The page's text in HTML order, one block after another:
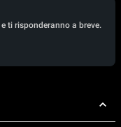
ti risponderanno a breve.